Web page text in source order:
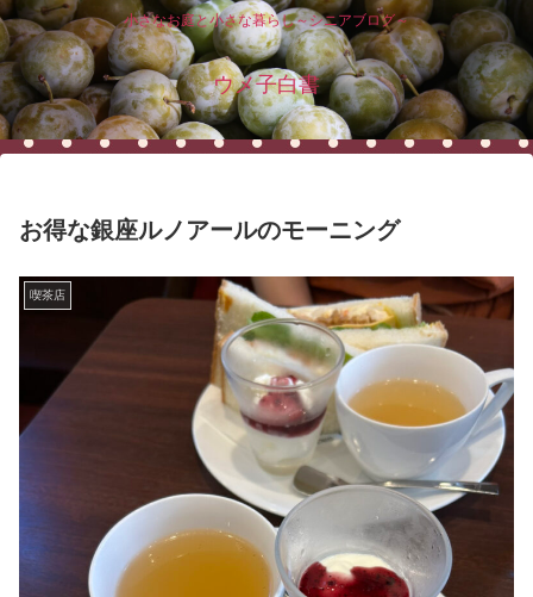
小さなお庭と小さな暮らし～シニアブログ～
ウメ子白書
お得な銀座ルノアールのモーニング
喫茶店